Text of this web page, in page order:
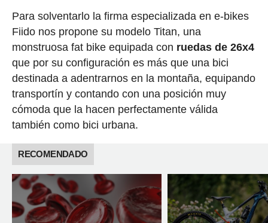
Para solventarlo la firma especializada en e-bikes
Fiido nos propone su modelo Titan, una
monstruosa fat bike equipada con ruedas de 26x4
que por su configuración es más que una bici
destinada a adentrarnos en la montaña, equipando
transportín y contando con una posición muy
cómoda que la hacen perfectamente válida
también como bici urbana.
RECOMENDADO